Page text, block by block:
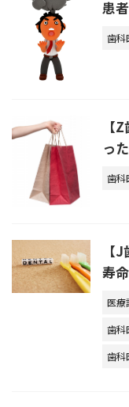
患
歯科
【
っ
歯科
【
寿
医療
歯科
歯科